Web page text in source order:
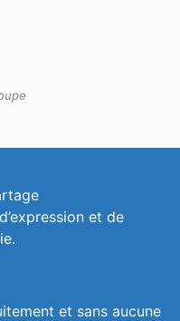
et de
et sans aucune